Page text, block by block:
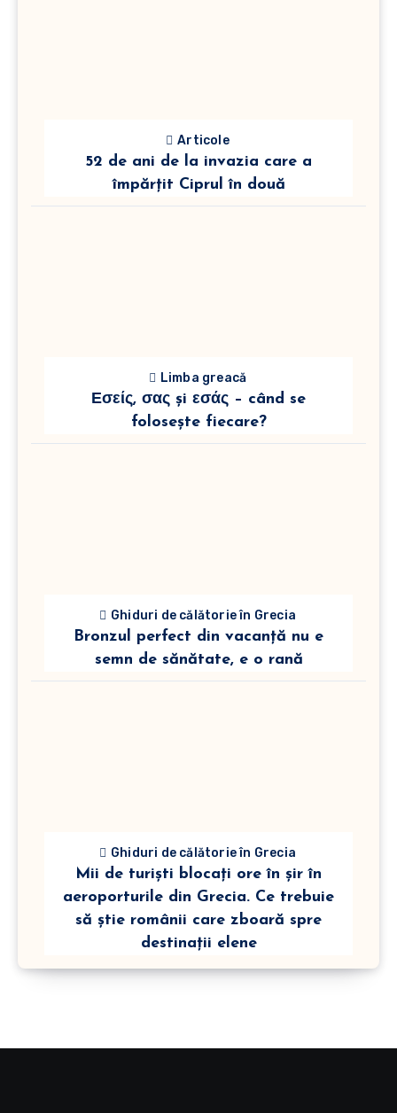
Articole
52 de ani de la invazia care a
împărțit Ciprul în două
Limba greacă
Εσείς, σας și εσάς – când se
folosește fiecare?
Ghiduri de călătorie în Grecia
Bronzul perfect din vacanță nu e
semn de sănătate, e o rană
Ghiduri de călătorie în Grecia
Mii de turiști blocați ore în șir în
aeroporturile din Grecia. Ce trebuie
să știe românii care zboară spre
destinații elene